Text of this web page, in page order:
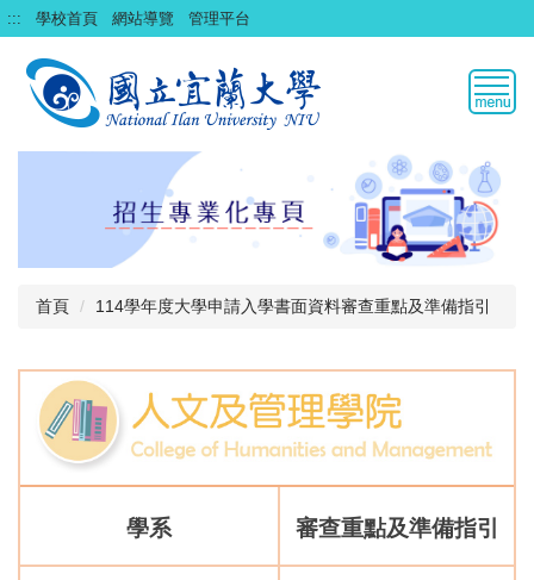
跳
到
主
::: 學校首頁 網站導覽 管理平台
首頁 114學年度大學申請入學書面資料審查重點及準備指引
學系 審查重點及準備指引